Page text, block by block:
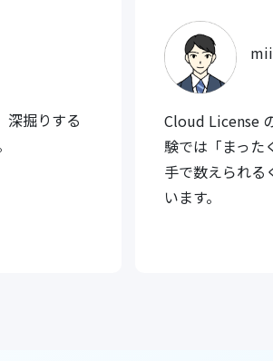
深掘りする
Cloud License
験では「まった
手で数えられる
います。